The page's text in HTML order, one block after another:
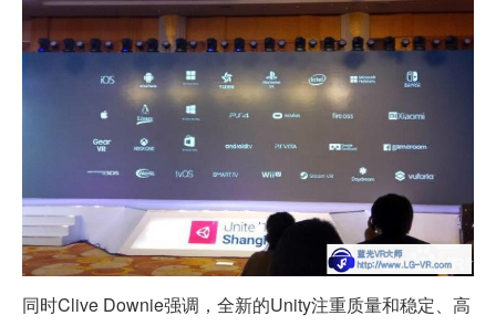
同时Clive Downie强调，全新的Unity注重质量和稳定、高